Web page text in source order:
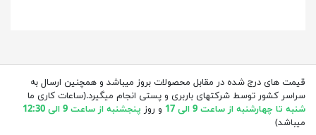
قیمت های درج شده در مقابل محصولات بروز میباشد و همچنین ارسال به
سراسر کشور توسط شرکتهای باربری و پستی انجام میگیرد.(ساعات کاری ما
شنبه تا چهارشنبه از ساعت 9 الی 17
و روز پنجشنبه از ساعت 9 الی 12:30
میباشد)